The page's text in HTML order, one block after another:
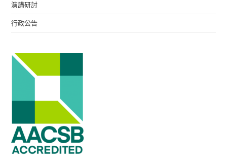
演講研討
行政公告